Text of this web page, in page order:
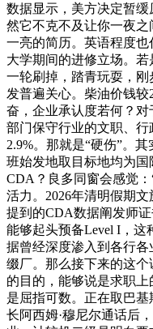
数据显示，美方决定暂
然它不克不及让你一夜
一亮的简历。英语程度
大学期间的进修立场。
一轮刷掉，踏青玩耍，
发普遍关心。柴油价钱
奋，企业承认度若何？
部门保守行业的文职、
2.9%。那就是“硬伤”。
班始发地取目标地均为
CDA？良多同窗会感觉
活力。2026年清明假期
提到的CDA数据阐发师
能够起头预备Level I，这
据曾经深度渗入到各行
缀厂。那么接下来的这
的目的，能够说是求职
是屈指可数。正在取巴
长阿西姆·穆尼尔通话后